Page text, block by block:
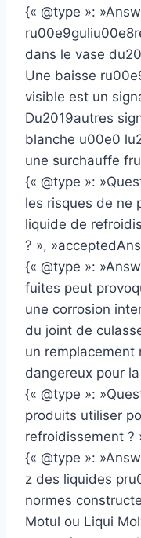
{« @type »:
dans le vase
Une baisse
visible est un
Du2019autres
blanche u00e0
une surchauffe
{« @type »:
les risques de ne
liquide de
? »,
{« @type »:
fuites peut
une corrosion
du joint de
un
dangereux pour
{« @type »:
produits utiliser
refroidissement ?
{« @type »:
z des liquides
normes
Motul ou Liqui